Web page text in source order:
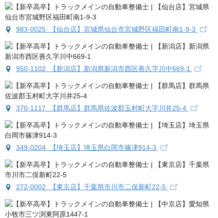
983-0025 【仙台店】宮城県仙台市宮城野区福田町南1-9-3
950-1102 【新潟店】新潟県新潟市西区善久字川中669-1
370-1117 【群馬店】群馬県佐波郡玉村町大字川井25-4
349-0204 【埼玉店】埼玉県白岡市篠津914-3
272-0002 【東京店】千葉県市川市二俣新町22-5